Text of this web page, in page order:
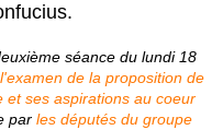
séance du lundi 18
de la proposition de
et ses aspirations au coeur
par les députés du groupe